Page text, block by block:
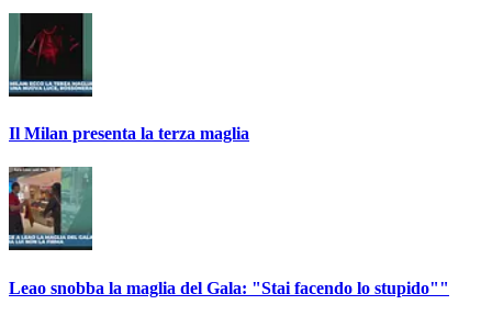
Il Milan presenta la terza maglia
Leao snobba la maglia del Gala: "Stai facendo lo stupido""